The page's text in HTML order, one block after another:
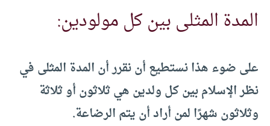
المدة المثلى بين كل مولودين:
على ضوء هذا نستطيع أن نقرر أن المدة المثلى في
نظر الإسلام بين كل ولدين هي ثلاثون أو ثلاثة
وثلاثون شهرًا لمن أراد أن يتم الرضاعة.